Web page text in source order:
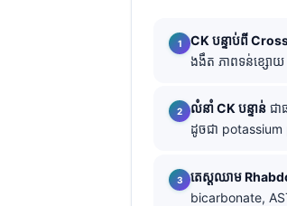
CK បន្ទាប់ពី
ងងឹត ភាពទន់ខ្សោយ
លំនាំ CK បន្ទាន់ ជា
ដូចជា
តេស្តឈាម
bicarbonate,